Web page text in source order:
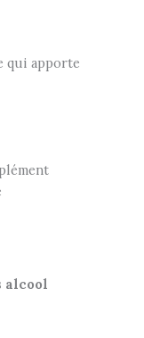
qui apporte
alcool